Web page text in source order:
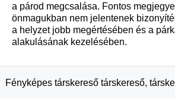
a párod megcsalása. Fontos
önmagukban nem jelentenek
a helyzet jobb megértésében és a
alakulásának kezelésében.
Fényképes társkereső társkereső,